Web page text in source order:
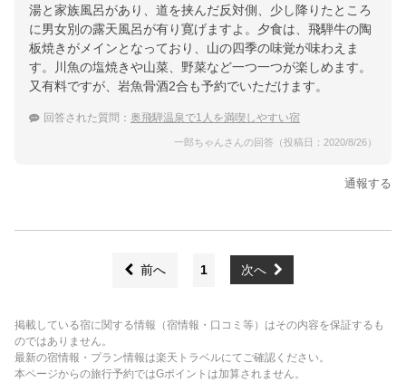
湯と家族風呂があり、道を挟んだ反対側、少し降りたところ
に男女別の露天風呂が有り寛げますよ。夕食は、飛騨牛の陶
板焼きがメインとなっており、山の四季の味覚が味わえま
す。川魚の塩焼きや山菜、野菜など一つ一つが楽しめます。
又有料ですが、岩魚骨酒2合も予約でいただけます。
回答された質問： 奥飛騨温泉で1人を満喫しやすい宿
一郎ちゃんさんの回答（投稿日：2020/8/26）
通報する
前へ 1 次へ
掲載している宿に関する情報（宿情報・口コミ等）はその内容を保証するも
のではありません。
最新の宿情報・プラン情報は楽天トラベルにてご確認ください。
本ページからの旅行予約ではGポイントは加算されません。